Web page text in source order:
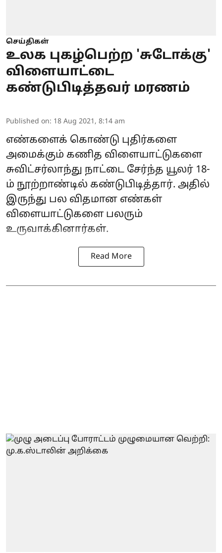
செய்திகள்
உலக புகழ்பெற்ற 'சுடோக்கு'
விளையாட்டை
கண்டுபிடித்தவர் மரணம்
Published on: 18 Aug 2021, 8:14 am
எண்களைக் கொண்டு புதிர்களை
அமைக்கும் கணித விளையாட்டுகளை
சுவிட்சர்லாந்து நாட்டை சேர்ந்த யூலர் 18-
ம் நூற்றாண்டில் கண்டுபிடித்தார். அதில்
இருந்து பல விதமான எண்கள்
விளையாட்டுகளை பலரும்
உருவாக்கினார்கள்.
Read More